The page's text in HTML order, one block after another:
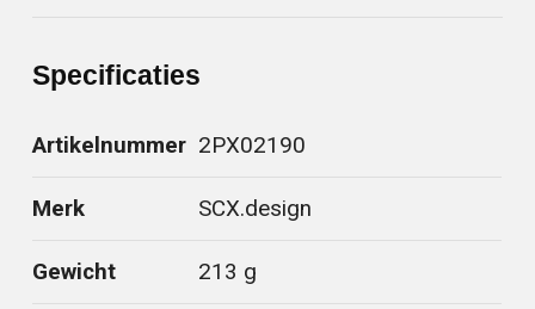
Specificaties
Artikelnummer 2PX02190
Merk SCX.design
Gewicht 213 g